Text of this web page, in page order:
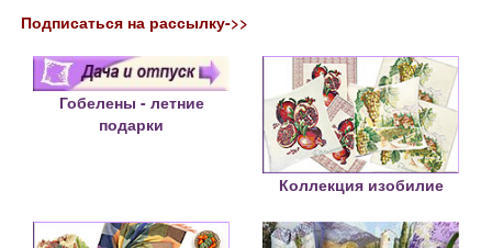
Подписаться на рассылку->>
Гобелены - летние
подарки
Коллекция изобилие